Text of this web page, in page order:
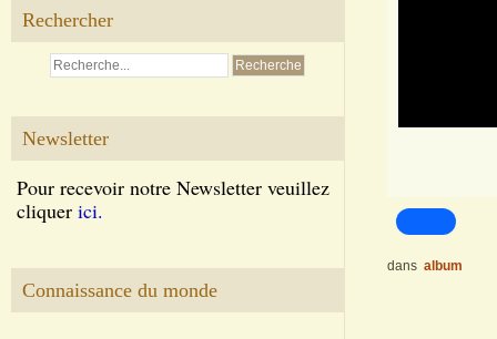
Rechercher
Newsletter
Pour recevoir notre Newsletter veuillez
cliquer ici.
Connaissance du monde
dans album